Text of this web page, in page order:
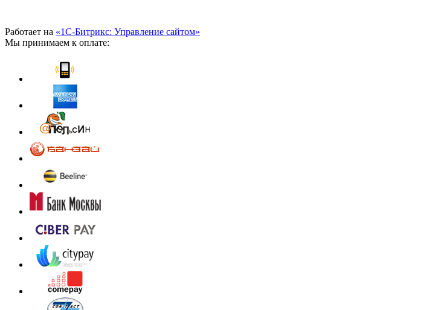
Работает на «1С-Битрикс: Управление сайтом»
Мы принимаем к оплате: